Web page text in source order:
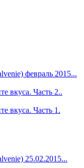
февраль 2015...
вкуса. Часть 2..
вкуса. Часть 1.
25.02.2015...